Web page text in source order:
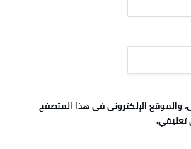
والموقع الإلكتروني في هذا المتصفح
تعليقي.